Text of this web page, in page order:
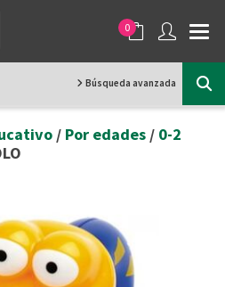
0
Búsqueda avanzada
/ Por edades / 0-2